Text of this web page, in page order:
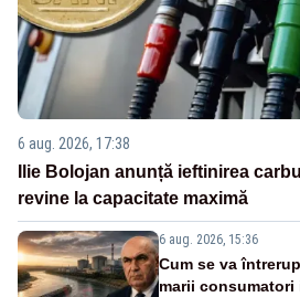
6 aug. 2026, 17:38
Ilie Bolojan anunță ieftinirea
revine la capacitate maximă
6 aug. 2026, 15:36
Cum se va
marii